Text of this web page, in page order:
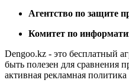
Агентство по защите
Комитет по
Dengoo.kz - это бесплатный
быть полезен для
активная рекламная